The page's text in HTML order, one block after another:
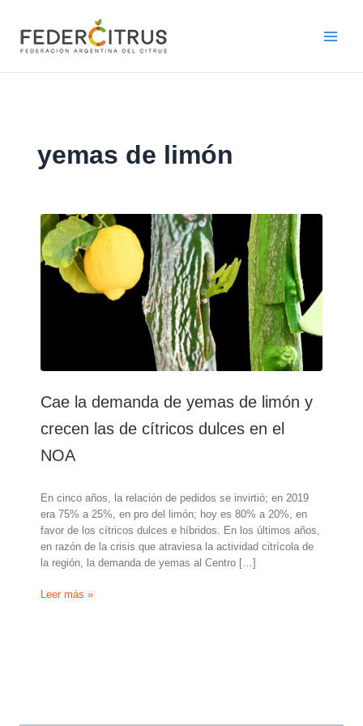
contenido
yemas de limón
Cae la demanda de yemas de limón y
crecen las de cítricos dulces en el
NOA
En cinco años, la relación de pedidos se invirtió; en 2019
era 75% a 25%, en pro del limón; hoy es 80% a 20%, en
favor de los cítricos dulces e híbridos. En los últimos años,
en razón de la crisis que atraviesa la actividad citrícola de
la región, la demanda de yemas al Centro […]
Cae
crecen
Leer más »